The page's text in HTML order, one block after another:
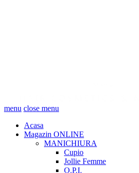
menu close menu
Acasa
Magazin ONLINE
MANICHIURA
Cupio
Jollie Femme
O.P.I.